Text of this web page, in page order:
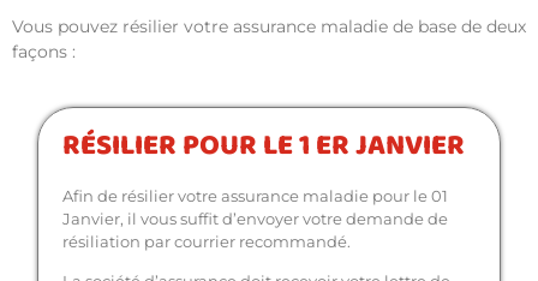
Vous pouvez résilier votre assurance maladie de base de deux
façons :
RÉSILIER POUR LE 1 ER JANVIER
Afin de résilier votre assurance maladie pour le 01
Janvier, il vous suffit d’envoyer votre demande de
résiliation par courrier recommandé.